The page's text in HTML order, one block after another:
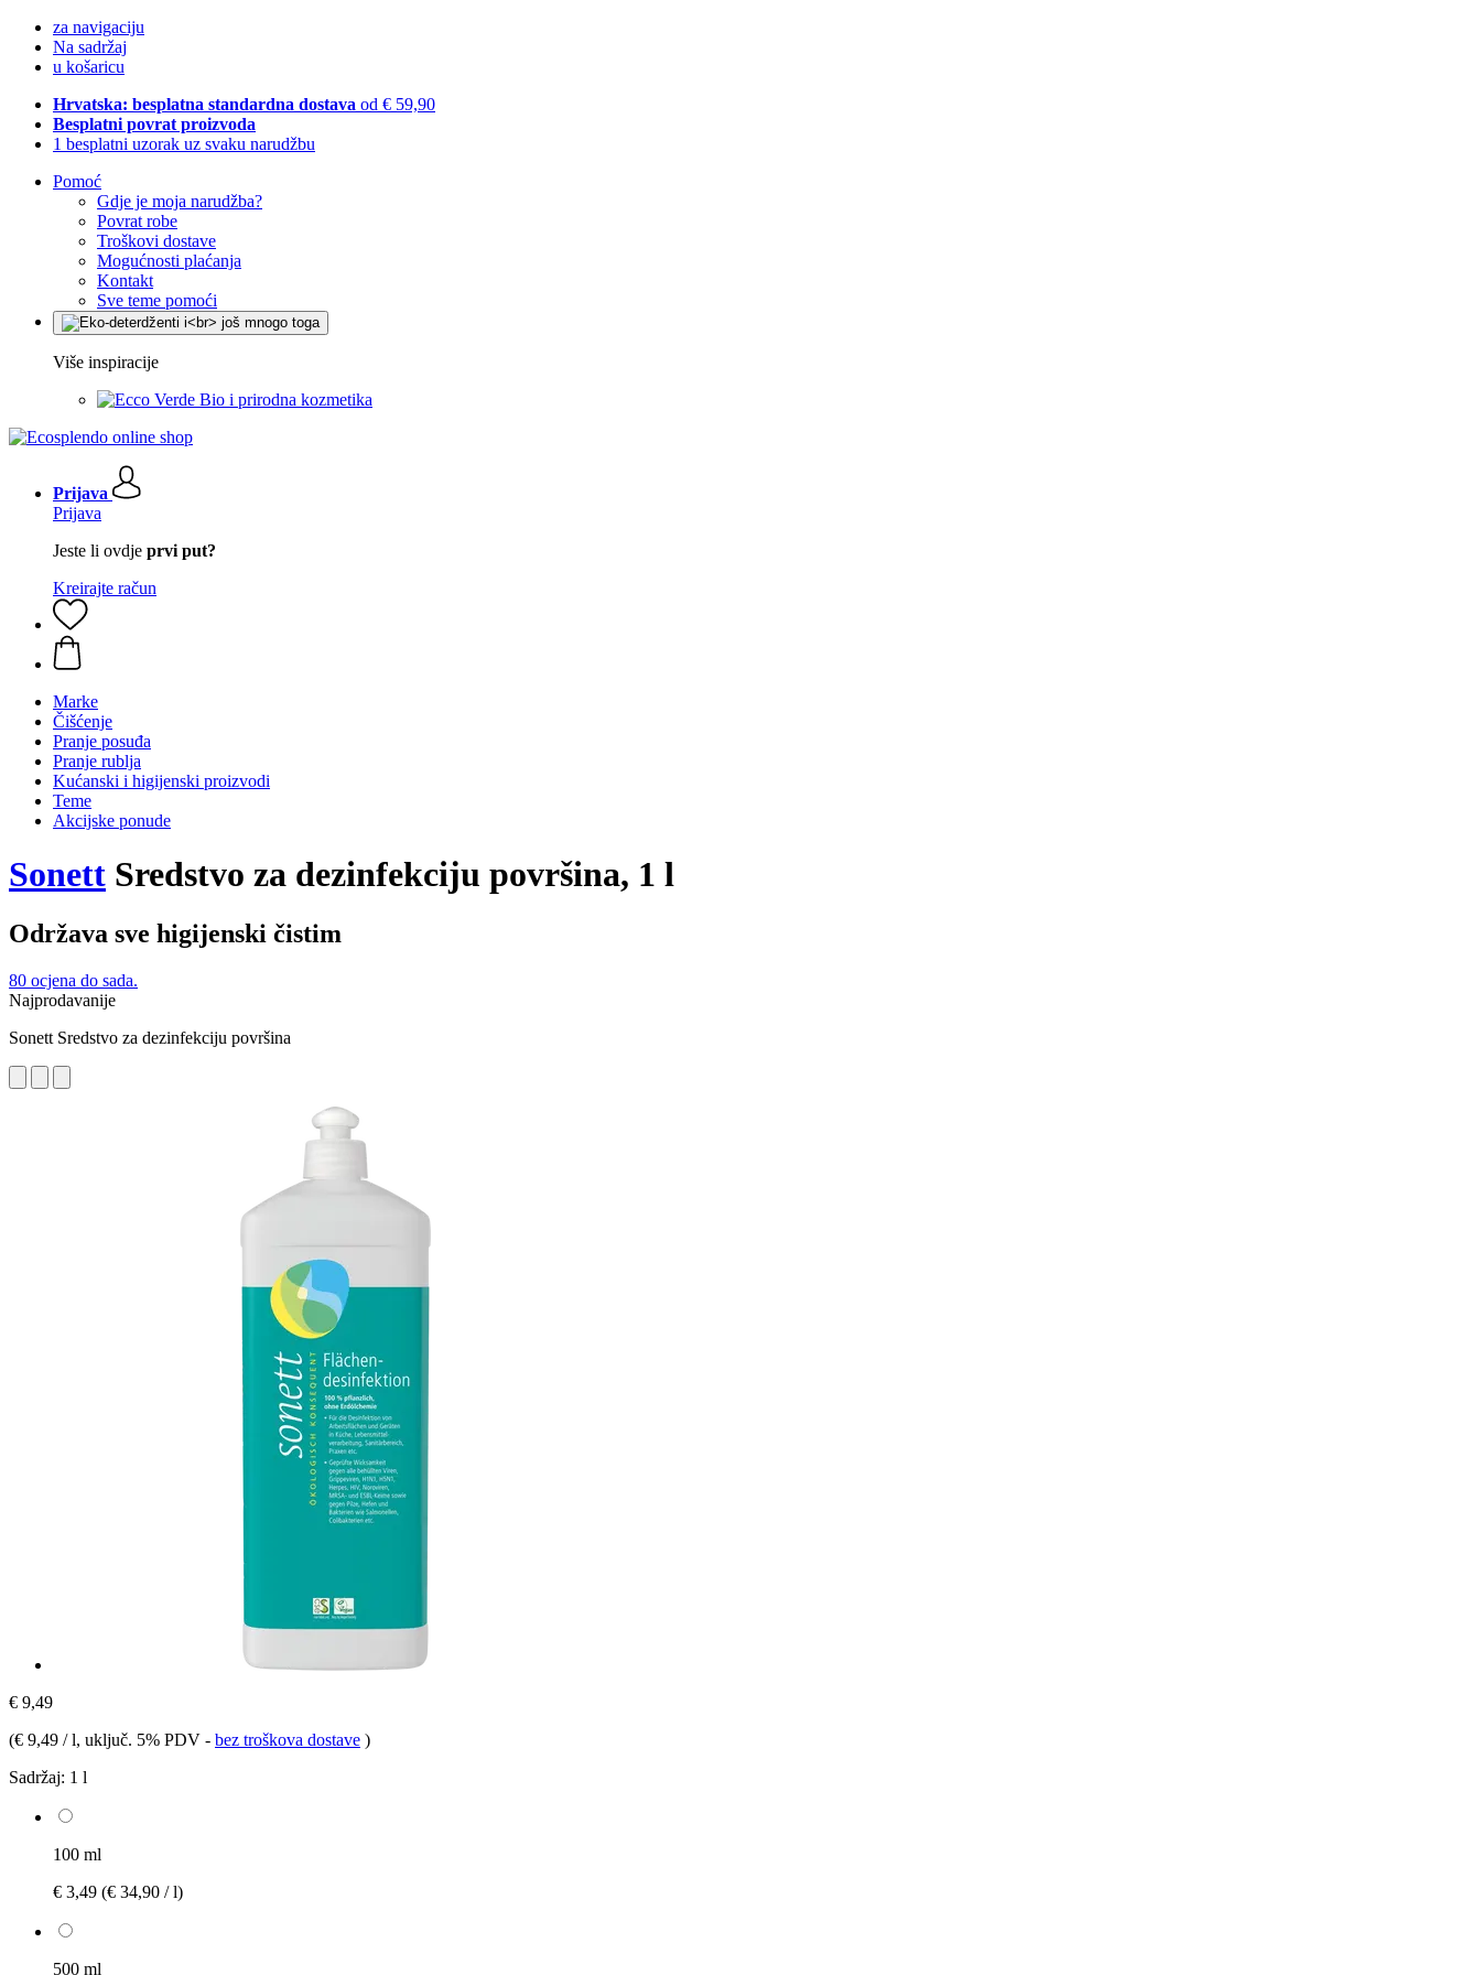
za navigaciju
Na sadržaj
u košaricu
Hrvatska: besplatna standardna dostava od € 59,90
Besplatni povrat proizvoda
1 besplatni uzorak uz svaku narudžbu
Pomoć
Gdje je moja narudžba?
Povrat robe
Troškovi dostave
Mogućnosti plaćanja
Kontakt
Sve teme pomoći
Više inspiracije
Bio i prirodna kozmetika
Prijava
Prijava
Jeste li ovdje prvi put?
Kreirajte račun
Marke
Čišćenje
Pranje posuđa
Pranje rublja
Kućanski i higijenski proizvodi
Teme
Akcijske ponude
Sonett Sredstvo za dezinfekciju površina, 1 l
Održava sve higijenski čistim
80 ocjena do sada.
Najprodavanije
Sonett Sredstvo za dezinfekciju površina
€ 9,49
(€ 9,49 / l, uključ. 5% PDV - bez troškova dostave )
Sadržaj: 1 l
100 ml
€ 3,49 (€ 34,90 / l)
500 ml